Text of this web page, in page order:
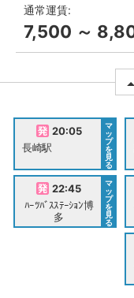
通常運賃:
7,500 ～
20:05
長崎駅
マ
ッ
プ
を
見
る
22:45
ﾊｰﾂﾊﾞｽｽﾃｰｼｮﾝ博
多
マ
ッ
プ
を
見
る